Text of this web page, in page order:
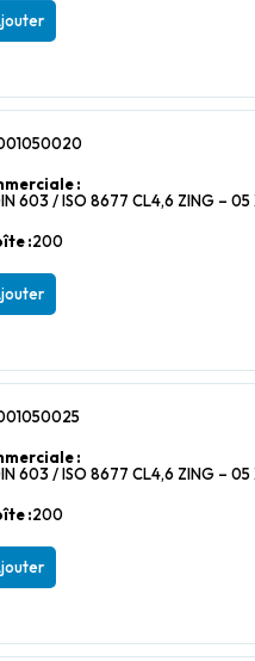
:
603 / ISO 8677 CL4,6 ZING –
:200
:
603 / ISO 8677 CL4,6 ZING – 05
:200